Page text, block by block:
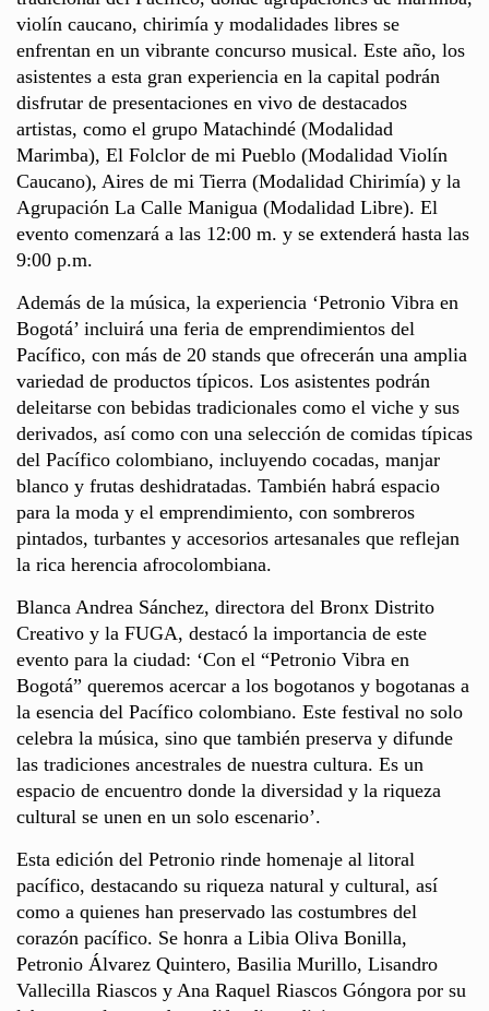
violín caucano, chirimía y modalidades libres se
enfrentan en un vibrante concurso musical. Este año, los
asistentes a esta gran experiencia en la capital podrán
disfrutar de presentaciones en vivo de destacados
artistas, como el grupo Matachindé (Modalidad
Marimba), El Folclor de mi Pueblo (Modalidad Violín
Caucano), Aires de mi Tierra (Modalidad Chirimía) y la
Agrupación La Calle Manigua (Modalidad Libre). El
evento comenzará a las 12:00 m. y se extenderá hasta las
9:00 p.m.
Además de la música, la experiencia ‘Petronio Vibra en
Bogotá’ incluirá una feria de emprendimientos del
Pacífico, con más de 20 stands que ofrecerán una amplia
variedad de productos típicos. Los asistentes podrán
deleitarse con bebidas tradicionales como el viche y sus
derivados, así como con una selección de comidas típicas
del Pacífico colombiano, incluyendo cocadas, manjar
blanco y frutas deshidratadas. También habrá espacio
para la moda y el emprendimiento, con sombreros
pintados, turbantes y accesorios artesanales que reflejan
la rica herencia afrocolombiana.
Blanca Andrea Sánchez, directora del Bronx Distrito
Creativo y la FUGA, destacó la importancia de este
evento para la ciudad: ‘Con el “Petronio Vibra en
Bogotá” queremos acercar a los bogotanos y bogotanas a
la esencia del Pacífico colombiano. Este festival no solo
celebra la música, sino que también preserva y difunde
las tradiciones ancestrales de nuestra cultura. Es un
espacio de encuentro donde la diversidad y la riqueza
cultural se unen en un solo escenario’.
Esta edición del Petronio rinde homenaje al litoral
pacífico, destacando su riqueza natural y cultural, así
como a quienes han preservado las costumbres del
corazón pacífico. Se honra a Libia Oliva Bonilla,
Petronio Álvarez Quintero, Basilia Murillo, Lisandro
Vallecilla Riascos y Ana Raquel Riascos Góngora por su